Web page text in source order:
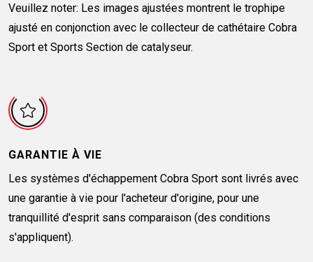
Veuillez noter: Les images ajustées montrent le trophipe
ajusté en conjonction avec le collecteur de cathétaire Cobra
Sport et Sports Section de catalyseur.
GARANTIE À VIE
Les systèmes d'échappement Cobra Sport sont livrés avec
une garantie à vie pour l'acheteur d'origine, pour une
tranquillité d'esprit sans comparaison (des conditions
s'appliquent).